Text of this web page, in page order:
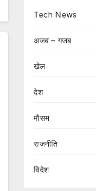
Tech News
अजब – गजब
खेल
देश
मौसम
राजनीति
विदेश